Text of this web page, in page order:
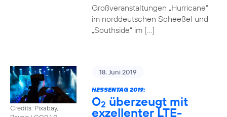
Großveranstaltungen „Hurricane“
im norddeutschen Scheeßel und
„Southside“ im […]
Credits: Pixabay,
18. Juni 2019
HESSENTAG 2019:
O2 überzeugt mit
exzellenter LTE-